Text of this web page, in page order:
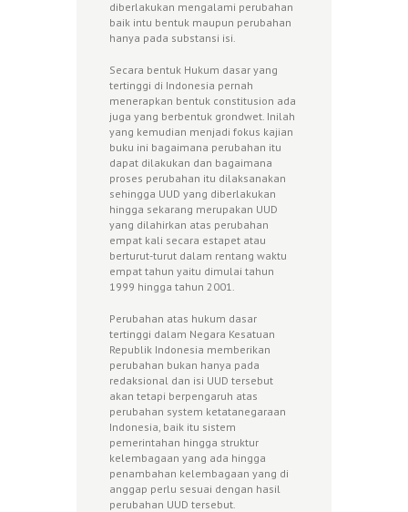
diberlakukan mengalami perubahan
baik intu bentuk maupun perubahan
hanya pada substansi isi.
Secara bentuk Hukum dasar yang
tertinggi di Indonesia pernah
menerapkan bentuk constitusion ada
juga yang berbentuk grondwet. Inilah
yang kemudian menjadi fokus kajian
buku ini bagaimana perubahan itu
dapat dilakukan dan bagaimana
proses perubahan itu dilaksanakan
sehingga UUD yang diberlakukan
hingga sekarang merupakan UUD
yang dilahirkan atas perubahan
empat kali secara estapet atau
berturut-turut dalam rentang waktu
empat tahun yaitu dimulai tahun
1999 hingga tahun 2001.
Perubahan atas hukum dasar
tertinggi dalam Negara Kesatuan
Republik Indonesia memberikan
perubahan bukan hanya pada
redaksional dan isi UUD tersebut
akan tetapi berpengaruh atas
perubahan system ketatanegaraan
Indonesia, baik itu sistem
pemerintahan hingga struktur
kelembagaan yang ada hingga
penambahan kelembagaan yang di
anggap perlu sesuai dengan hasil
perubahan UUD tersebut.